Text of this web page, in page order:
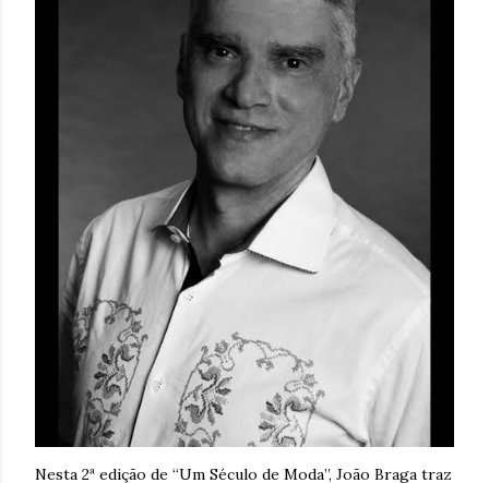
Nesta 2ª edição de “Um Século de Moda”, João Braga traz